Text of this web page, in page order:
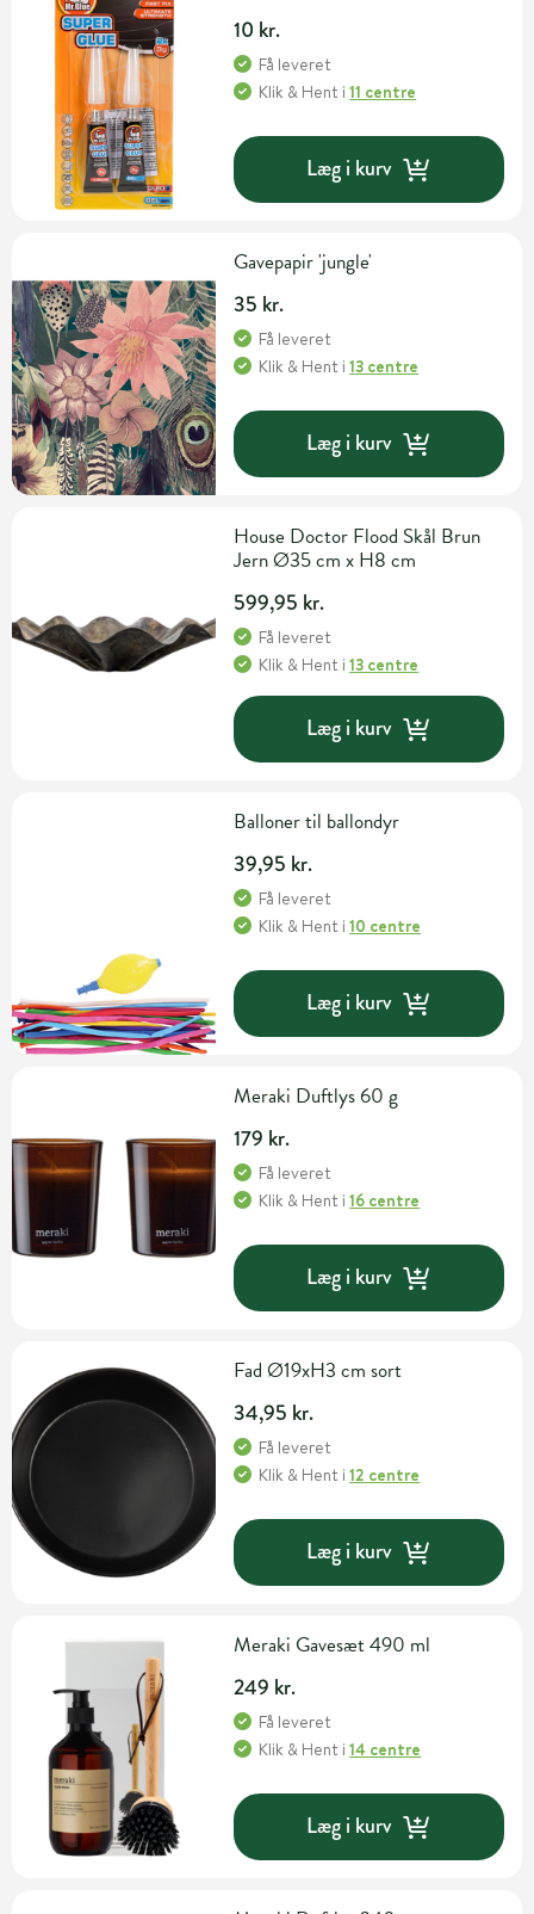
10 kr.
Få leveret
Klik & Hent i11 centre
Læg i kurv
Gavepapir 'jungle'
35 kr.
Få leveret
Klik & Hent i13 centre
Læg i kurv
House Doctor Flood Skål Brun
Jern Ø35 cm x H8 cm
599,95 kr.
Få leveret
Klik & Hent i13 centre
Læg i kurv
Balloner til ballondyr
39,95 kr.
Få leveret
Klik & Hent i10 centre
Læg i kurv
Meraki Duftlys 60 g
179 kr.
Få leveret
Klik & Hent i16 centre
Læg i kurv
Fad Ø19xH3 cm sort
34,95 kr.
Få leveret
Klik & Hent i12 centre
Læg i kurv
Meraki Gavesæt 490 ml
249 kr.
Få leveret
Klik & Hent i14 centre
Læg i kurv